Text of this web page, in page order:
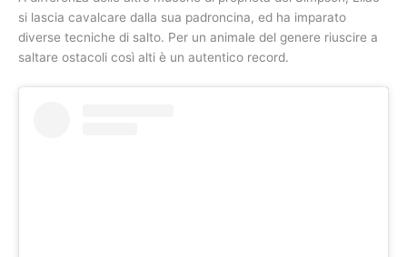
si lascia cavalcare dalla sua padroncina, ed ha imparato
diverse tecniche di salto. Per un animale del genere riuscire a
saltare ostacoli così alti è un autentico record.